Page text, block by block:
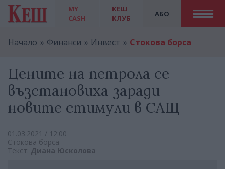
MY
CASH
АБО
КЕШ
КЛУБ
Начало Финанси Инвест Стокова борса
Цените на петрола се
възстановиха заради
новите стимули в САЩ
01.03.2021 / 12:00
Стокова борса
Текст: Диана Юсколова